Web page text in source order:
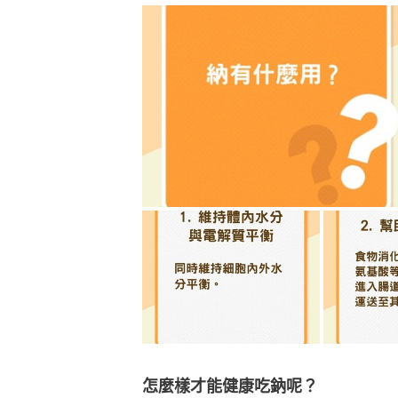
怎麼樣才能健康吃鈉呢？